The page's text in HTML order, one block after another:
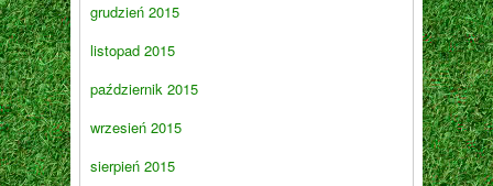
grudzień 2015
listopad 2015
październik 2015
wrzesień 2015
sierpień 2015